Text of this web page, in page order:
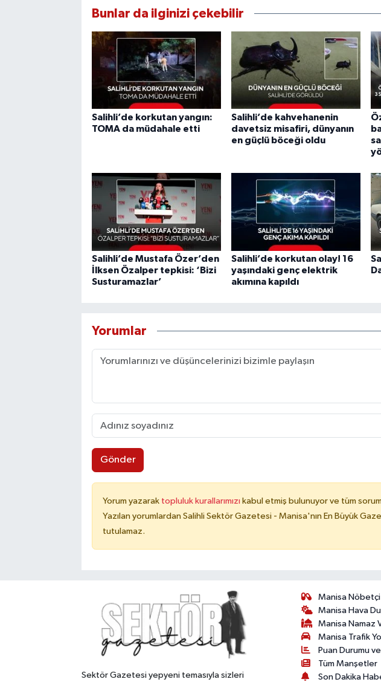
Bunlar da ilginizi çekebilir
Salihli’de korkutan yangın:
TOMA da müdahale etti
Salihli’de kahvehanenin
davetsiz misafiri, dünyanın
en güçlü böceği oldu
Salihli’de Mustafa Özer’den
İlksen Özalper tepkisi: ‘Bizi
Susturamazlar’
Salihli’de korkutan olay! 16
yaşındaki genç elektrik
akımına kapıldı
Yorumlar
Gönder
Yorum yazarak topluluk kurallarımızı kabul etmiş bulunuyor ve tüm
Yazılan yorumlardan Salihli Sektör Gazetesi - Manisa'nın En Büyük
tutulamaz.
Sektör Gazetesi yepyeni temasıyla sizleri
Manisa
Manisa Hava
Manisa Namaz
Manisa Trafik
Puan Durumu
Tüm Manşetler
Son Dakika